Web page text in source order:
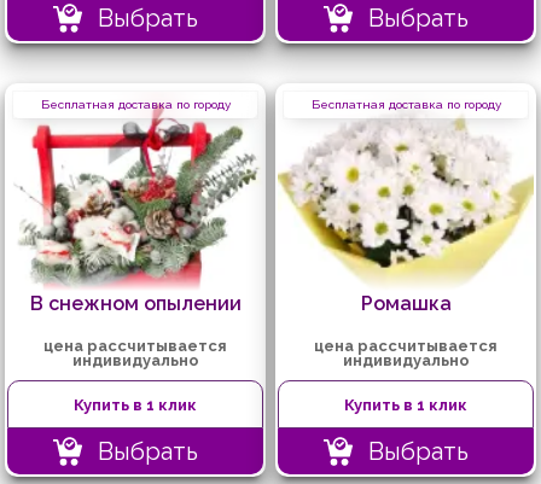
Выбрать Выбрать
Бесплатная доставка по городу
В снежном опылении
цена рассчитывается
индивидуально
Купить в 1 клик
Выбрать
Бесплатная доставка по городу
Ромашка
цена рассчитывается
индивидуально
Купить в 1 клик
Выбрать